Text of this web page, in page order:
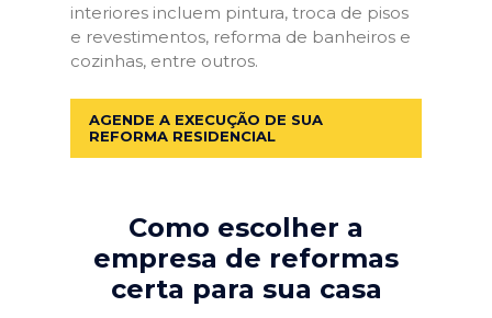
interiores incluem pintura, troca de pisos
e revestimentos, reforma de banheiros e
cozinhas, entre outros.
AGENDE A EXECUÇÃO DE SUA
REFORMA RESIDENCIAL
Como escolher a
empresa de reformas
certa para sua casa